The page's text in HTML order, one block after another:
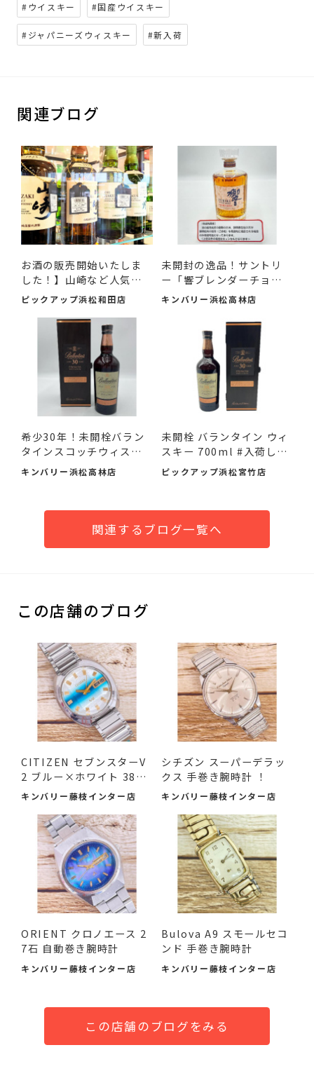
#ウイスキー #国産ウイスキー
#ジャパニーズウィスキー #新入荷
関連ブログ
お酒の販売開始いたしま
した！】山崎など人気ウ
イ...
ピックアップ浜松和田店
未開封の逸品！サントリ
ー「響ブレンダーチョイ
ス...
キンバリー浜松高林店
希少30年！未開栓バラン
タインスコッチウィスキ
ー ...
キンバリー浜松高林店
未開栓 バランタイン ウィ
スキー 700ml #入荷し
ま...
ピックアップ浜松宮竹店
関連するブログ一覧へ
この店舗のブログ
CITIZEN セブンスターV
2 ブルー×ホワイト 38m
m 中古品
キンバリー藤枝インター店
シチズン スーパーデラッ
クス 手巻き腕時計 ！
キンバリー藤枝インター店
ORIENT クロノエース 2
7石 自動巻き腕時計
キンバリー藤枝インター店
Bulova A9 スモールセコ
ンド 手巻き腕時計
キンバリー藤枝インター店
この店舗のブログをみる